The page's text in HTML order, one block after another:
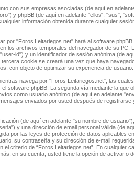
con sus empresas asociadas (de aquí en
y phpBB (de aquí en adelante "ellos", "sus",
información obtenida durante cualquier
por "Foros Leitariegos.net" hará al software phpBB
los archivos temporales del navegador de su PC.
id") y un identificador de sesión anónima (de
cookie se creará una vez que haya
con objeto de optimizar su experiencia de usuario.
navega por "Foros Leitariegos.net", las
software phpBB. La segunda vía mediante la que
como usuario anónimo (de aquí en adelante
enviados por usted después de registrarse
(de aquí en adelante "su nombre de
y una dirección de email personal válida (de
por las leyes de protección de datos aplicables
su contraseña y su dirección de e-mail
criterio de “Foros Leitariegos.net”. En cualquier
en su cuenta, usted tiene la opción de activar o